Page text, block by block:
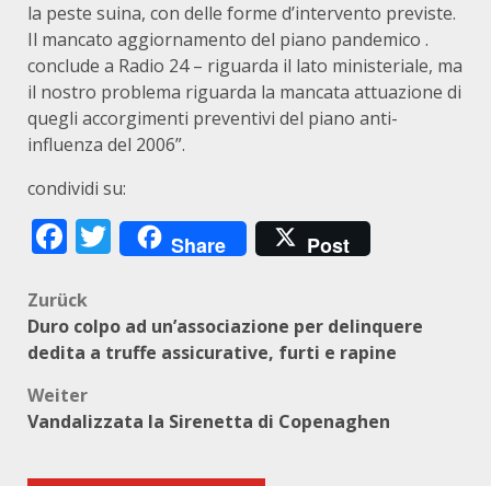
la peste suina, con delle forme d’intervento previste.
Il mancato aggiornamento del piano pandemico .
conclude a Radio 24 – riguarda il lato ministeriale, ma
il nostro problema riguarda la mancata attuazione di
quegli accorgimenti preventivi del piano anti-
influenza del 2006”.
condividi su:
Facebook
Twitter
Share Post
Beitragsnavigation
Zurück
Duro colpo ad un’associazione per delinquere
dedita a truffe assicurative, furti e rapine
Weiter
Vandalizzata la Sirenetta di Copenaghen